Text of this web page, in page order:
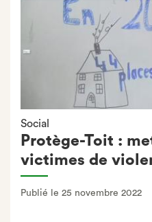
Social
Protège-Toit :
victimes de
Publié le 25 novembre 2022